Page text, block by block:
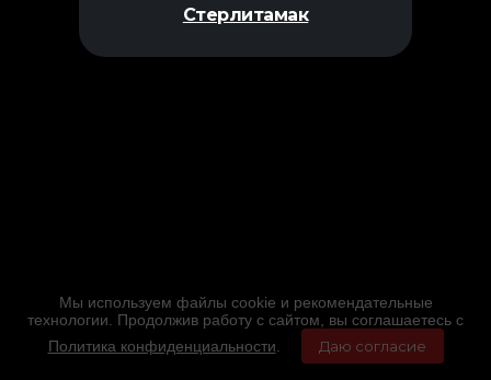
Стерлитамак
Мы используем файлы cookie и рекомендательные
технологии. Продолжив работу с сайтом, вы соглашаетесь с
Политика конфиденциальности
Даю согласие